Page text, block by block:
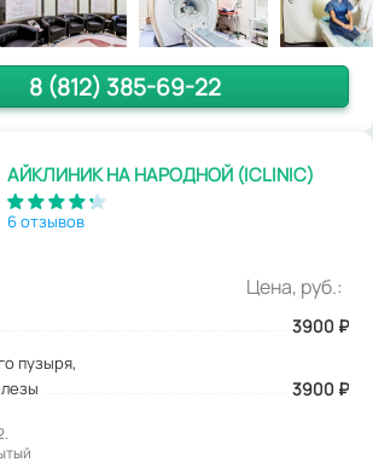
8 (812) 385-69-22
АЙКЛИНИК НА НАРОДНОЙ (ICLINIC)
6 отзывов
Цена, руб.:
3900 ₽
пузыря,
3900 ₽